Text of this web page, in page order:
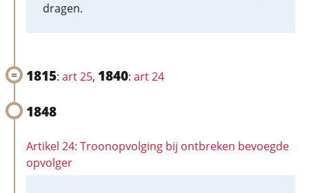
dragen.
1815: art 25, 1840: art 24
1848
Artikel 24: Troonopvolging bij ontbreken bevoegde
opvolger